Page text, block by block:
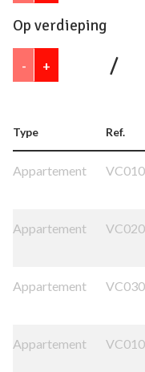
Op verdieping
- + /
Type Ref.
Appartement
Appartement
Appartement
Appartement